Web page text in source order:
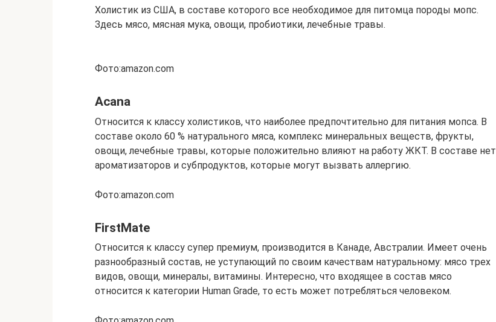
Холистик из США, в составе которого все необходимое для питомца породы мопс.
Здесь мясо, мясная мука, овощи, пробиотики, лечебные травы.
Фото:amazon.com
Acana
Относится к классу холистиков, что наиболее предпочтительно для питания мопса. В
составе около 60 % натурального мяса, комплекс минеральных веществ, фрукты,
овощи, лечебные травы, которые положительно влияют на работу ЖКТ. В составе нет
ароматизаторов и субпродуктов, которые могут вызвать аллергию.
Фото:amazon.com
FirstMate
Относится к классу супер премиум, производится в Канаде, Австралии. Имеет очень
разнообразный состав, не уступающий по своим качествам натуральному: мясо трех
видов, овощи, минералы, витамины. Интересно, что входящее в состав мясо
относится к категории Human Grade, то есть может потребляться человеком.